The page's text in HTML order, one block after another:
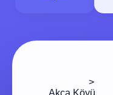
>
Akça Köyü